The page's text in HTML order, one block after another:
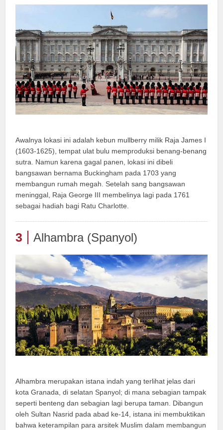
Awalnya lokasi ini adalah kebun mullberry milik Raja James I
(1603-1625), tempat ulat bulu memproduksi benang-benang
sutra. Namun karena gagal panen, lokasi ini dibeli
bangsawan bernama Buckingham pada 1703 yang
membangun rumah megah. Setelah sang bangsawan
meninggal, Raja George III membelinya lagi pada 1761
sebagai hadiah bagi Ratu Charlotte.
3 Alhambra (Spanyol)
Alhambra merupakan istana indah yang terlihat jelas dari
kota Granada, di selatan Spanyol; di mana sebagian tampak
seperti benteng dan sebagian lagi berupa taman. Dibangun
oleh Sultan Nasrid pada abad ke-14, istana ini membuktikan
bahwa keterampilan para arsitek Muslim dalam membangun